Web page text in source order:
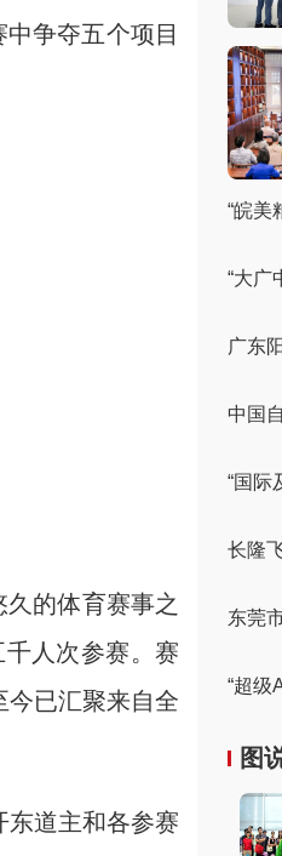
争夺五个项目
的体育赛事之
人次参赛。赛
今已汇聚来自全
道主和各参赛
“皖美
“大广
广东
中国
“国际
长隆
东莞
“超级
图